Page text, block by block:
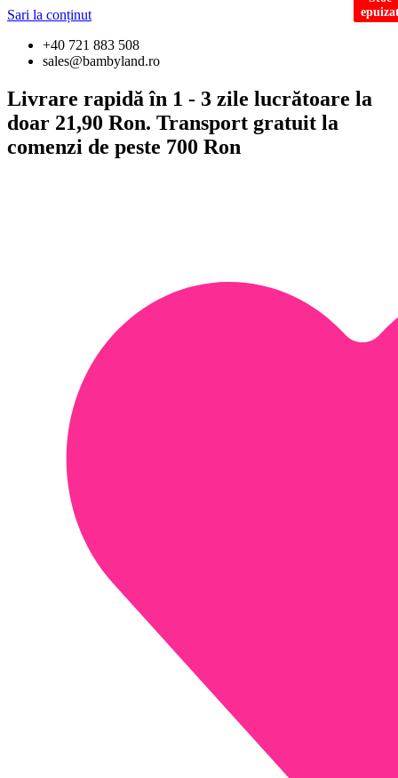
Sari la conținut
+40 721 883 508
sales@bambyland.ro
Livrare rapidă în 1 - 3 zile lucrătoare la
doar 21,90 Ron. Transport gratuit la
comenzi de peste 700 Ron